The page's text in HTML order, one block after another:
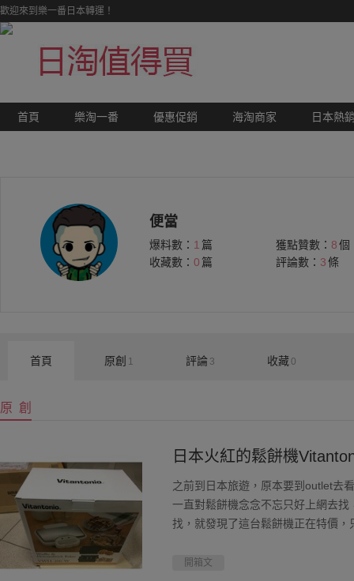
歡迎來到樂一番日本轉運！
首頁 樂淘一番 優惠促銷 海淘商家 日本熱
便當
爆料數： 1 篇 獲點贊數： 8個
收藏數： 0 篇 評論數： 3條
首頁 原創 1 評論 3 收藏 0
原 創
日本火紅的鬆餅機
之前到日本旅遊，原本要到outlet去
一直對鬆餅機念念不忘只好上網去
找，就發現了這台鬆餅機正在特價
單好用...
開箱文